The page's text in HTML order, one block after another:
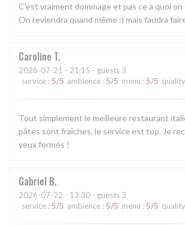
C'est vraiment dommage et pas ce à quoi
On reviendra quand même :) mais faudra
Caroline T
2026-07-21 - 21:15 - guests 3
service : 5/5 ambience : 5/5 menu : 5/5
Tout simplement le meilleure restaurant
pâtes sont fraîches, le service est top. Je
yeux fermés !
Gabriel B
2026-07-22 - 13:30 - guests 3
service : 5/5 ambience : 5/5 menu : 5/5